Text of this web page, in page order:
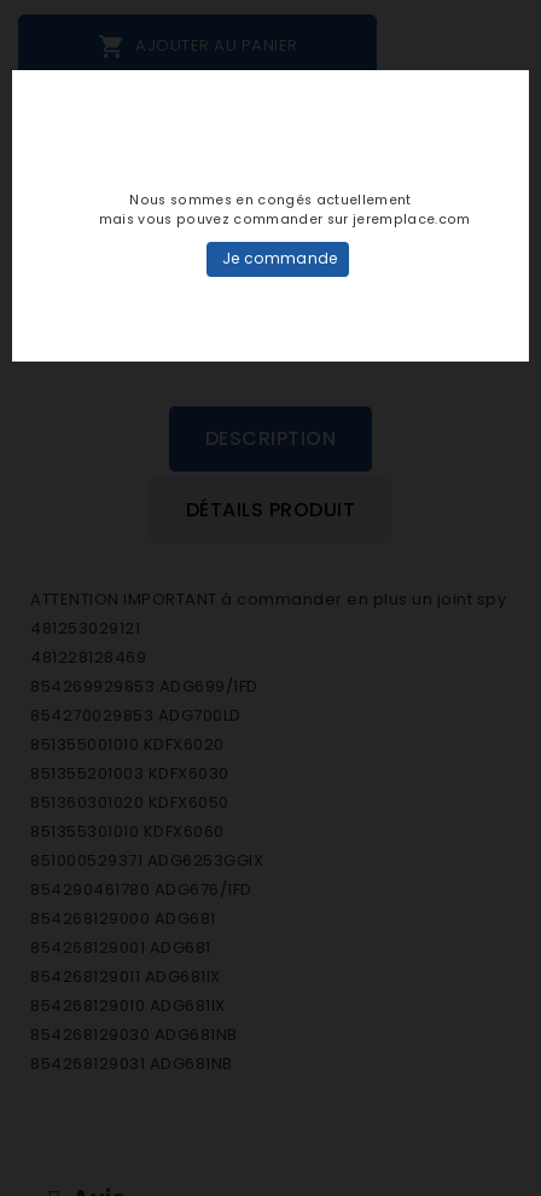
 AJOUTER AU PANIER
personne n'a encore posté d'avis
DESCRIPTION
DÉTAILS PRODUIT
ATTENTION IMPORTANT à commander en plus un joint spy
481253029121
481228128469
854269929853 ADG699/1FD
854270029853 ADG700LD
851355001010 KDFX6020
851355201003 KDFX6030
851360301020 KDFX6050
851355301010 KDFX6060
851000529371 ADG6253GGIX
854290461780 ADG676/1FD
854268129000 ADG681
854268129001 ADG681
854268129011 ADG681IX
854268129010 ADG681IX
854268129030 ADG681NB
854268129031 ADG681NB
Nous sommes en congés actuellement
mais vous pouvez commander sur jeremplace.com
Je commande